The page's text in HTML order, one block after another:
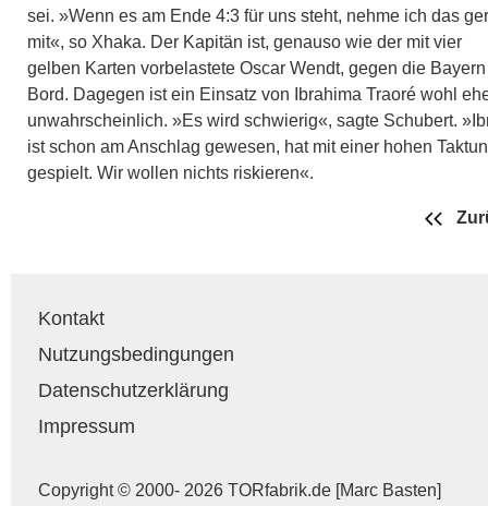
sei. »Wenn es am Ende 4:3 für uns steht, nehme ich das
mit«, so Xhaka. Der Kapitän ist, genauso wie der mit vier
gelben Karten vorbelastete Oscar Wendt, gegen die
Bord. Dagegen ist ein Einsatz von Ibrahima Traoré wohl
unwahrscheinlich. »Es wird schwierig«, sagte Schubert.
ist schon am Anschlag gewesen, hat mit einer hohen
gespielt. Wir wollen nichts riskieren«.
Kontakt
Nutzungsbedingungen
Datenschutzerklärung
Impressum
Copyright © 2000- 2026 TORfabrik.de [Marc Basten]